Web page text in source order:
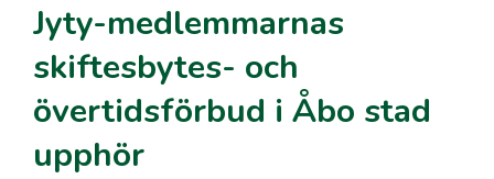
Jyty-medlemmarnas
skiftesbytes- och
övertidsförbud i Åbo stad
upphör